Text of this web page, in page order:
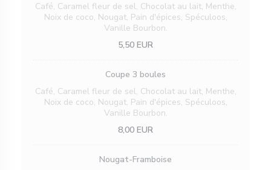
Café, Caramel fleur de sel, Chocolat au lait, Menthe,
Noix de coco, Nougat, Pain d'épices, Spéculoos,
Vanille Bourbon.
5,50 EUR
Coupe 3 boules
Café, Caramel fleur de sel, Chocolat au lait, Menthe,
Noix de coco, Nougat, Pain d'épices, Spéculoos,
Vanille Bourbon.
8,00 EUR
Nougat-Framboise